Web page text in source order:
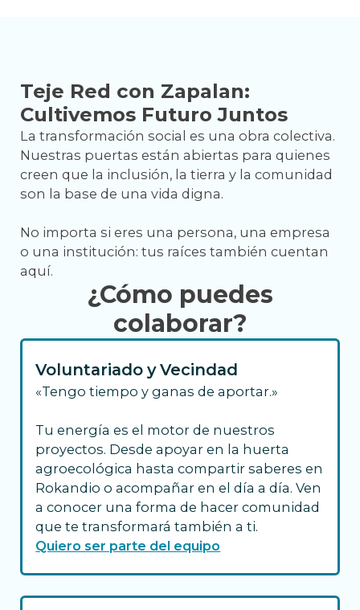
Teje Red con Zapalan:
Cultivemos Futuro Juntos
La transformación social es una obra colectiva.
Nuestras puertas están abiertas para quienes
creen que la inclusión, la tierra y la comunidad
son la base de una vida digna.
No importa si eres una persona, una empresa
o una institución: tus raíces también cuentan
aquí.
¿Cómo puedes
colaborar?
Voluntariado y Vecindad
«Tengo tiempo y ganas de aportar.»
Tu energía es el motor de nuestros
proyectos. Desde apoyar en la huerta
agroecológica hasta compartir saberes en
Rokandio o acompañar en el día a día. Ven
a conocer una forma de hacer comunidad
que te transformará también a ti.
Quiero ser parte del equipo